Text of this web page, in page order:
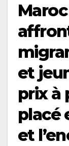
et
prix à
placé
et